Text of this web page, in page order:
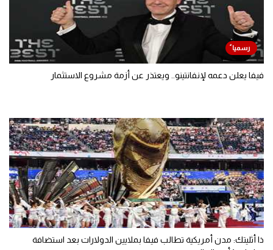
فيفا يعلن دعمه لإنفانتينو.. ويعتذر عن أزمة مشروع الاستثمار
ذا أثليتك: مدن أمريكية تطالب فيفا بملايين الدولارات بعد استضافة